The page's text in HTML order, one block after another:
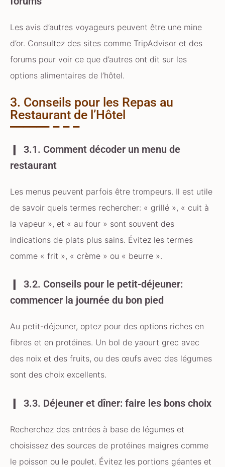
Les avis d’autres voyageurs peuvent être une mine
d’or. Consultez des sites comme TripAdvisor et des
forums pour voir ce que d’autres ont dit sur les
options alimentaires de l’hôtel.
3. Conseils pour les Repas au
Restaurant de l’Hôtel
3.1. Comment décoder un menu de
restaurant
Les menus peuvent parfois être trompeurs. Il est utile
de savoir quels termes rechercher: « grillé », « cuit à
la vapeur », et « au four » sont souvent des
indications de plats plus sains. Évitez les termes
comme « frit », « crème » ou « beurre ».
3.2. Conseils pour le petit-déjeuner:
commencer la journée du bon pied
Au petit-déjeuner, optez pour des options riches en
fibres et en protéines. Un bol de yaourt grec avec
des noix et des fruits, ou des œufs avec des légumes
sont des choix excellents.
3.3. Déjeuner et dîner: faire les bons choix
Recherchez des entrées à base de légumes et
choisissez des sources de protéines maigres comme
le poisson ou le poulet. Évitez les portions géantes et